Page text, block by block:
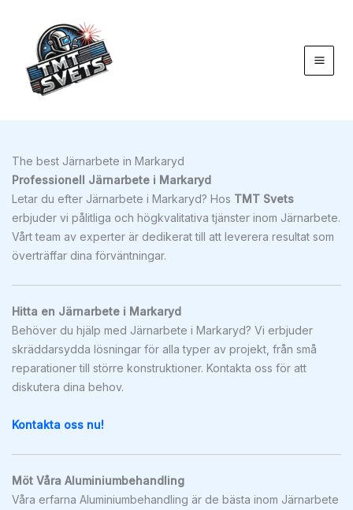
innehåll
The best Järnarbete in Markaryd
Professionell Järnarbete i Markaryd
Letar du efter Järnarbete i Markaryd? Hos TMT Svets
erbjuder vi pålitliga och högkvalitativa tjänster inom Järnarbete.
Vårt team av experter är dedikerat till att leverera resultat som
överträffar dina förväntningar.
Hitta en Järnarbete i Markaryd
Behöver du hjälp med Järnarbete i Markaryd? Vi erbjuder
skräddarsydda lösningar för alla typer av projekt, från små
reparationer till större konstruktioner. Kontakta oss för att
diskutera dina behov.
Kontakta oss nu!
Möt Våra Aluminiumbehandling
Våra erfarna Aluminiumbehandling är de bästa inom Järnarbete